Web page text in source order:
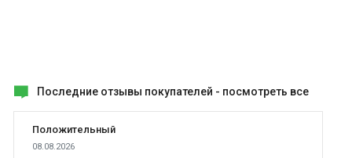
Последние отзывы покупателей - посмотреть все
Положительный
08.08.2026